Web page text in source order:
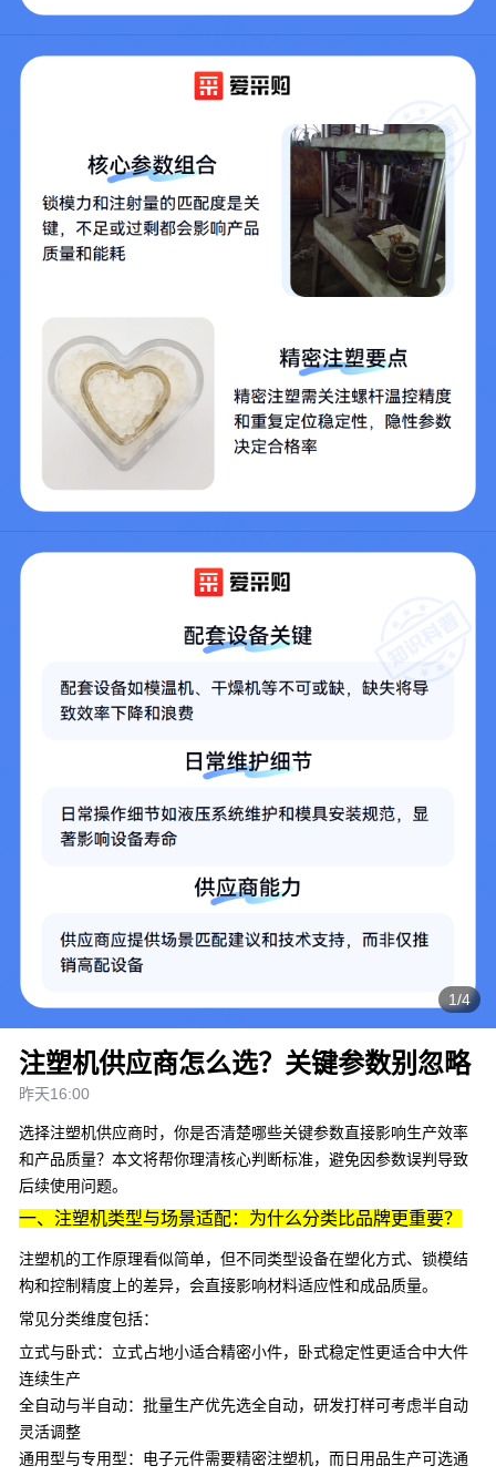
1/4
注塑机供应商怎么选？关键参数别忽略
昨天16:00
选择注塑机供应商时，你是否清楚哪些关键参数直接影响生产效率
和产品质量？本文将帮你理清核心判断标准，避免因参数误判导致
后续使用问题。
一、注塑机类型与场景适配：为什么分类比品牌更重要？
注塑机的工作原理看似简单，但不同类型设备在塑化方式、锁模结
构和控制精度上的差异，会直接影响材料适应性和成品质量。
常见分类维度包括：
立式与卧式：立式占地小适合精密小件，卧式稳定性更适合中大件
连续生产
全自动与半自动：批量生产优先选全自动，研发打样可考虑半自动
灵活调整
通用型与专用型：电子元件需要精密注塑机，而日用品生产可选通